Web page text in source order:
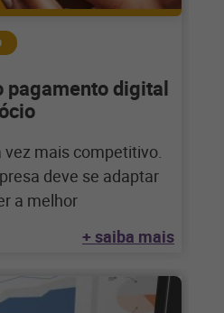
pagamento digital
vez mais competitivo.
deve se adaptar
a melhor
+ saiba mais